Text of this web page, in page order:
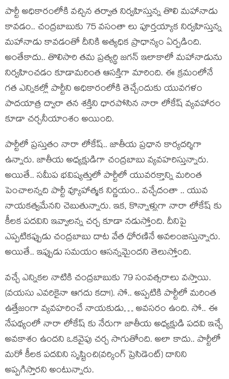
పార్టీ అధికారంలోకి వ‌చ్చిన త‌ర్వాత నిర్వ‌హిస్తున్న తొలి మ‌హానాడు
కావ‌డం.. చంద్ర‌బాబుకు 75 వ‌సంతా లు పూర్త‌య్యాక నిర్వ‌హిస్తున్న
మ‌హానాడు కావ‌డంతో దీనికి అత్య‌ధిక ప్రాధాన్యం ఏర్ప‌డింది.
అంతేకాదు.. తొలిసారి త‌మ ప్ర‌త్య‌ర్థి జ‌గ‌న్ ఇలాకాలో మ‌హానాడును
నిర్వ‌హించ‌డం కూడామ‌రింత ఆస‌క్తిగా మారింది. ఈ క్ర‌మంలోనే
గ‌త ఎన్నిక‌ల్లో పార్టీని అధికారంలోకి తెచ్చేందుకు యువ‌గ‌ళం
పాద‌యాత్ర ద్వారా త‌న శ‌క్తిని ధార‌పోసిన నారా లోకేష్ వ్య‌వ‌హారం
కూడా చ‌ర్చ‌నీయాంశం అయింది.
పార్టీలో ప్ర‌స్తుతం నారా లోకేష్‌.. జాతీయ ప్ర‌ధాన కార్య‌ద‌ర్శిగా
ఉన్నారు. జాతీయ అధ్య‌క్షుడిగా చంద్ర‌బాబు వ్య‌వ‌హ‌రిస్తున్నారు.
అయితే.. స‌మీప భ‌విష్య‌త్తులో పార్టీలో యువ‌ర‌క్తాన్ని మ‌రింత
పెంచాల‌న్న‌ది పార్టీ వ్యూహాత్మ‌క నిర్ణ‌యం.. వ‌చ్చేదంతా .. యువ
నాయ‌క‌త్వ‌మేన‌ని చెబుతున్నారు. ఇక‌, కొన్నాళ్లుగా నారా లోకేష్ కు
కీల‌క ప‌ద‌విని ఇవ్వాల‌న్న చ‌ర్చ కూడా న‌డుస్తోంది. దీనిపై
ఎప్ప‌టిక‌ప్పుడు చంద్ర‌బాబు దాట వేత ధోర‌ణినే అవ‌లంబిస్తున్నారు.
అయితే.. ఇప్పుడు స‌మ‌యం ఆస‌న్నమైంద‌ని తెలుస్తోంది.
వ‌చ్చే ఎన్నిక‌ల నాటికి చంద్ర‌బాబుకు 79 సంవత్స‌రాలు వ‌స్తాయి.
(వ‌య‌సు ఎవ‌రికైనా ఆగ‌దు క‌దా!). సో.. అప్ప‌టికి పార్టీలో మ‌రింత
ఉత్తేజంగా వ్య‌వ‌హ‌రించే నాయ‌కుడు… అవ‌స‌రం ఉంది. సో.. ఈ
నేప‌థ్యంలో నారా లోకేష్ కు నేరుగా జాతీయ అధ్య‌క్షుడి పద‌వి ఇచ్చే
అవ‌కాశం ఉంద‌ని ఒక‌వైపు చ‌ర్చ సాగుతోంది. అలా కాదు.. పార్టీలో
మ‌రో కీల‌క ప‌ద‌విని సృష్టించి(వ‌ర్కింగ్ ప్రెసిడెంట్‌) దానిని
అప్ప‌గిస్తార‌ని అంటున్నారు.